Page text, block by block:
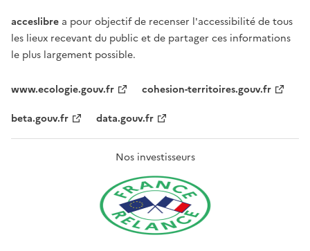
acceslibre a pour objectif de recenser l'accessibilité de tous
les lieux recevant du public et de partager ces informations
le plus largement possible.
www.ecologie.gouv.fr
cohesion-territoires.gouv.fr
beta.gouv.fr
data.gouv.fr
Nos investisseurs